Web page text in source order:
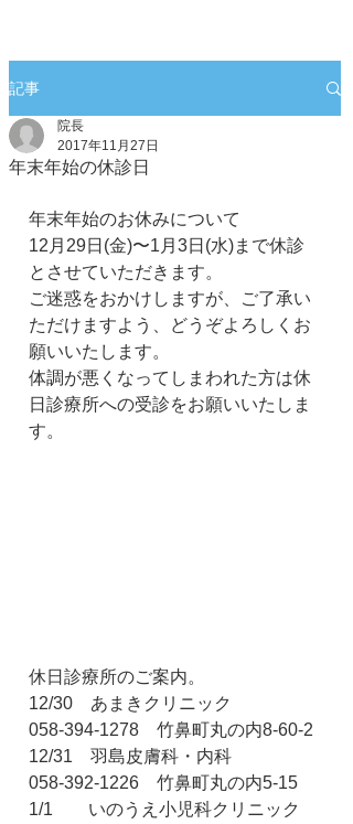
記事
年末年始の休診日
院長
2017年11月27日
年末年始のお休みについて
12月29日(金)〜1月3日(水)まで休診
とさせていただきます。
ご迷惑をおかけしますが、ご了承い
ただけますよう、どうぞよろしくお
願いいたします。
体調が悪くなってしまわれた方は休
日診療所への受診をお願いいたしま
す。
休日診療所のご案内。
12/30　あまきクリニック
058-394-1278　竹鼻町丸の内8-60-2
12/31　羽島皮膚科・内科
058-392-1226　竹鼻町丸の内5-15
1/1　　いのうえ小児科クリニック